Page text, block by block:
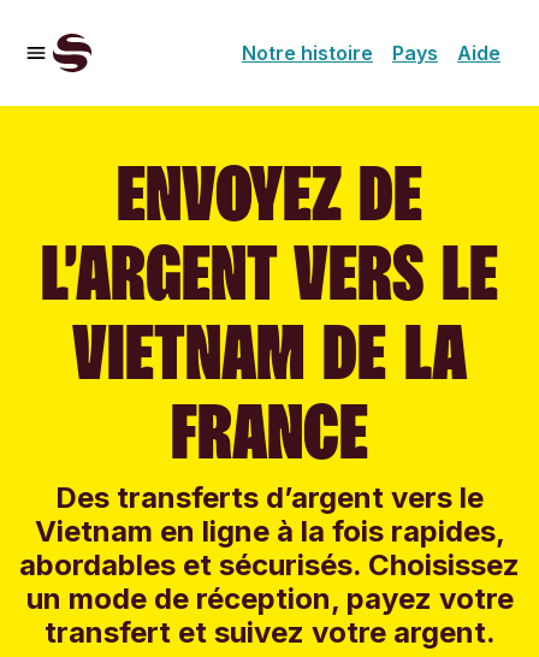
Notre histoire Pays Aide
ENVOYEZ DE
L’ARGENT VERS LE
VIETNAM DE LA
FRANCE
Des transferts d’argent vers le
Vietnam en ligne à la fois rapides,
abordables et sécurisés. Choisissez
un mode de réception, payez votre
transfert et suivez votre argent.